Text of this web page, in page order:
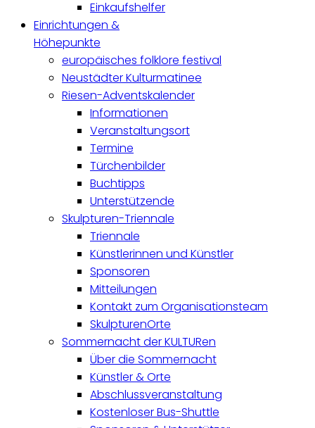
Einkaufshelfer
Einrichtungen &
Höhepunkte
europäisches folklore festival
Neustädter Kulturmatinee
Riesen-Adventskalender
Informationen
Veranstaltungsort
Termine
Türchenbilder
Buchtipps
Unterstützende
Skulpturen-Triennale
Triennale
Künstlerinnen und Künstler
Sponsoren
Mitteilungen
Kontakt zum Organisationsteam
SkulpturenOrte
Sommernacht der KULTURen
Über die Sommernacht
Künstler & Orte
Abschlussveranstaltung
Kostenloser Bus-Shuttle